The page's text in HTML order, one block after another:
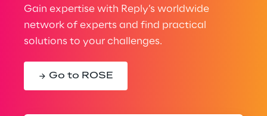
Gain expertise with Reply’s worldwide
network of experts and find practical
solutions to your challenges.
Go to ROSE